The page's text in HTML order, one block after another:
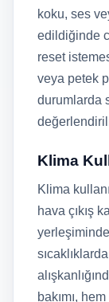
koku, ses
edildiğinde
reset
veya petek
durumlarda
Klima
Klima
hava çıkış
bakımı,